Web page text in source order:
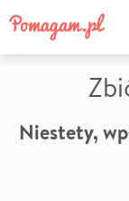
Niestety,